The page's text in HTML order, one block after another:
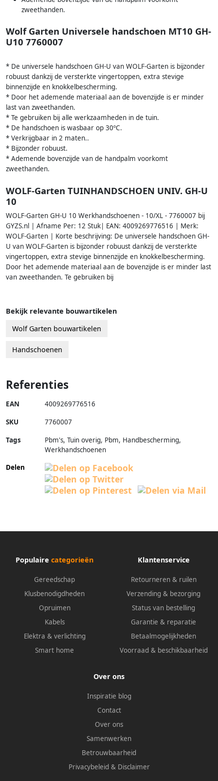
zweethanden.
Wolf Garten Universele handschoen MT10 GH-
U10 7760007
* De universele handschoen GH-U van WOLF-Garten is bijzonder
robuust dankzij de versterkte vingertoppen, extra stevige
binnenzijde en knokkelbescherming.
* Door het ademende materiaal aan de bovenzijde is er minder
last van zweethanden.
* Te gebruiken bij alle werkzaamheden in de tuin.
* De handschoen is wasbaar op 30ºC.
* Verkrijgbaar in 2 maten..
* Bijzonder robuust.
* Ademende bovenzijde van de handpalm voorkomt
zweethanden.
WOLF-Garten TUINHANDSCHOEN UNIV. GH-U
10
WOLF-Garten GH-U 10 Werkhandschoenen - 10/XL - 7760007 bij
GYZS.nl | Afname Per: 12 Stuk| EAN: 4009269776516 | Merk:
WOLF-Garten | Korte beschrijving: De universele handschoen GH-
U van WOLF-Garten is bijzonder robuust dankzij de versterkte
vingertoppen, extra stevige binnenzijde en knokkelbescherming.
Door het ademende materiaal aan de bovenzijde is er minder last
van zweethanden. Te gebruiken bij
Bekijk relevante bouwartikelen
Wolf Garten bouwartikelen
Handschoenen
Referenties
EAN 4009269776516
SKU 7760007
Tags
Pbm's, Tuin overig, Pbm, Handbescherming,
Werkhandschoenen
Delen
Populaire categorieën
Gereedschap
Klusbenodigdheden
Opruimen
Kabels
Elektra & verlichting
Smart home
Klantenservice
Retourneren & ruilen
Verzending & bezorging
Status van bestelling
Garantie & reparatie
Betaalmogelijkheden
Voorraad & beschikbaarheid
Over ons
Inspiratie blog
Contact
Over ons
Samenwerken
Betrouwbaarheid
Privacybeleid & Disclaimer